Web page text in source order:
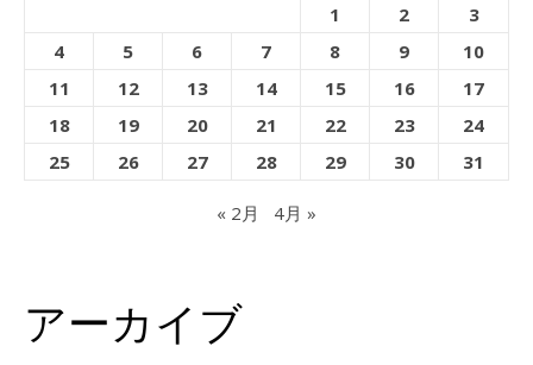
1 2
3
4
5 6 7 8 9
10
11
12 13 14 15 16
17
18
19 20 21 22 23
24
25
26 27 28 29 30 31
« 2月 4月 »
アーカイブ